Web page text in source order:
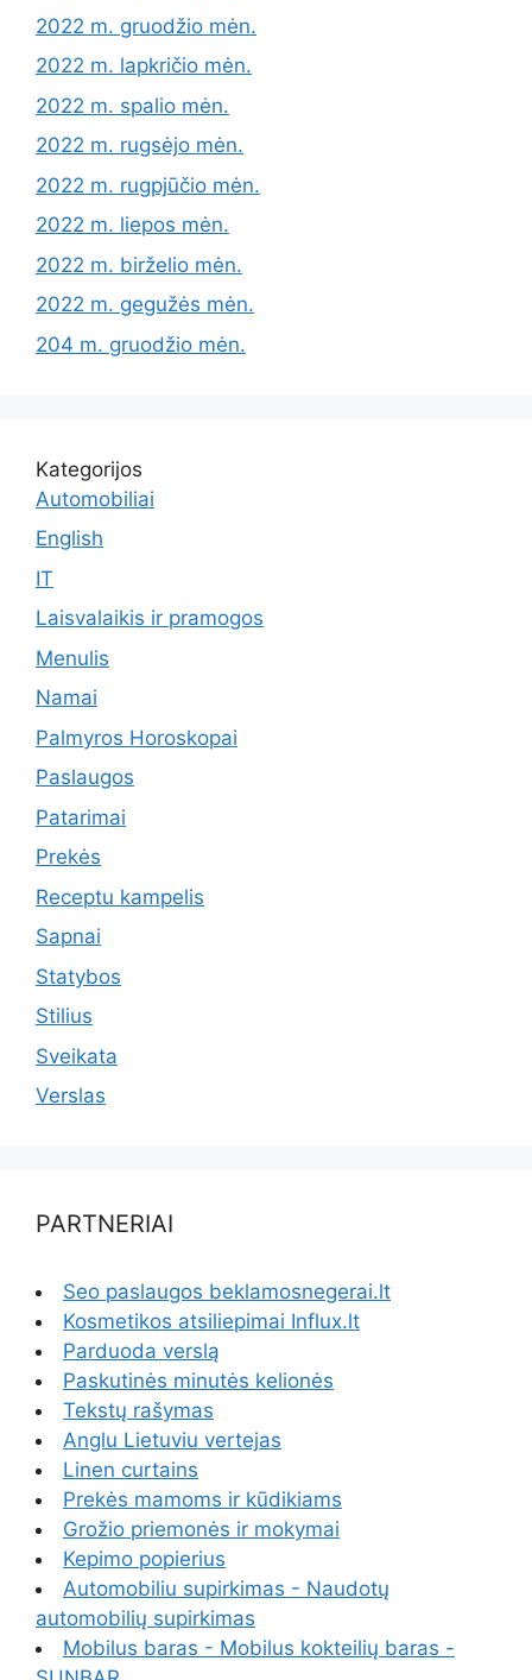
2022 m. gruodžio mėn.
2022 m. lapkričio mėn.
2022 m. spalio mėn.
2022 m. rugsėjo mėn.
2022 m. rugpjūčio mėn.
2022 m. liepos mėn.
2022 m. birželio mėn.
2022 m. gegužės mėn.
204 m. gruodžio mėn.
Kategorijos
Automobiliai
English
IT
Laisvalaikis ir pramogos
Menulis
Namai
Palmyros Horoskopai
Paslaugos
Patarimai
Prekės
Receptu kampelis
Sapnai
Statybos
Stilius
Sveikata
Verslas
PARTNERIAI
Seo paslaugos beklamosnegerai.lt
Kosmetikos atsiliepimai Influx.lt
Parduoda verslą
Paskutinės minutės kelionės
Tekstų rašymas
Anglu Lietuviu vertejas
Linen curtains
Prekės mamoms ir kūdikiams
Grožio priemonės ir mokymai
Kepimo popierius
Automobiliu supirkimas - Naudotų
automobilių supirkimas
Mobilus baras - Mobilus kokteilių baras -